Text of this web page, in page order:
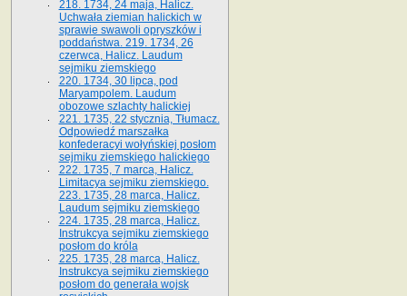
218. 1734, 24 maja, Halicz.
Uchwała ziemian halickich w
sprawie swawoli opryszków i
poddaństwa. 219. 1734, 26
czerwca, Halicz. Laudum
sejmiku ziemskiego
220. 1734, 30 lipca, pod
Maryampolem. Laudum
obozowe szlachty halickiej
221. 1735, 22 stycznia, Tłumacz.
Odpowiedź marszałka
konfederacyi wołyńskiej posłom
sejmiku ziemskiego halickiego
222. 1735, 7 marca, Halicz.
Limitacya sejmiku ziemskiego.
223. 1735, 28 marca, Halicz.
Laudum sejmiku ziemskiego
224. 1735, 28 marca, Halicz.
Instrukcya sejmiku ziemskiego
posłom do króla
225. 1735, 28 marca, Halicz.
Instrukcya sejmiku ziemskiego
posłom do generała wojsk